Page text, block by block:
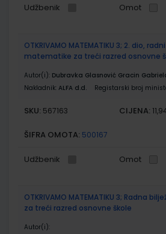
Udžbenik Omot
OTKRIVAMO MATEMATIKU 3; 2. dio,
matematike za treći razred osnovne
Autor(i): Dubravka Glasnović Gracin
Nakladnik: ALFA d.d. Registarski broj
SKU: 567163 CIJENA:
ŠIFRA OMOTA: 500167
Udžbenik Omot
OTKRIVAMO MATEMATIKU 3; Radna
za treći razred osnovne škole
Autor(i):